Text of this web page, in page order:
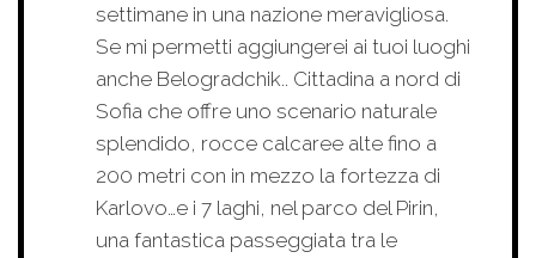
settimane in una nazione meravigliosa.
Se mi permetti aggiungerei ai tuoi luoghi
anche Belogradchik.. Cittadina a nord di
Sofia che offre uno scenario naturale
splendido, rocce calcaree alte fino a
200 metri con in mezzo la fortezza di
Karlovo…e i 7 laghi, nel parco del Pirin,
una fantastica passeggiata tra le